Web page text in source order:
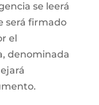
se leerá
será firmado
el
denominada